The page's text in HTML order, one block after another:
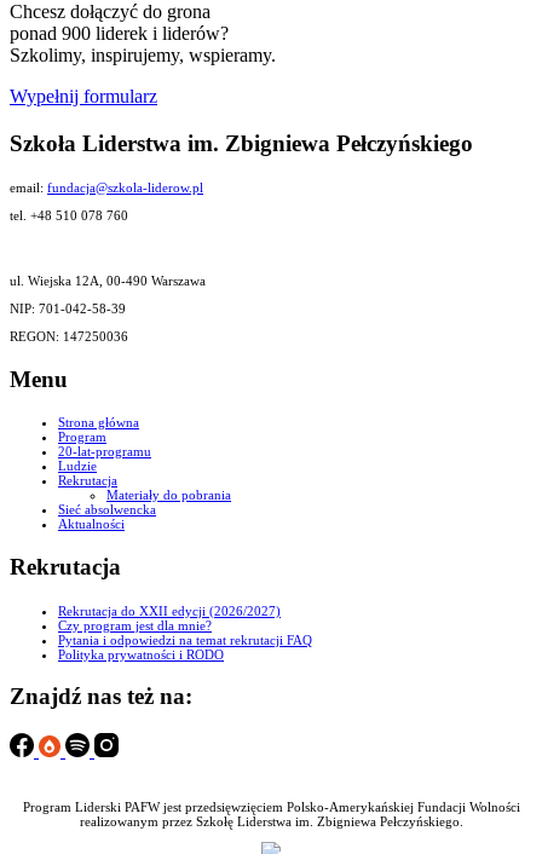
Chcesz dołączyć do grona
ponad 900 liderek i liderów?
Szkolimy, inspirujemy, wspieramy.
Wypełnij formularz
Szkoła Liderstwa im. Zbigniewa Pełczyńskiego
email: fundacja@szkola-liderow.pl
tel. +48 510 078 760
ul. Wiejska 12A, 00-490 Warszawa
NIP: 701-042-58-39
REGON: 147250036
Menu
Strona główna
Program
20-lat-programu
Ludzie
Rekrutacja
Materiały do pobrania
Sieć absolwencka
Aktualności
Rekrutacja
Rekrutacja do XXII edycji (2026/2027)
Czy program jest dla mnie?
Pytania i odpowiedzi na temat rekrutacji FAQ
Polityka prywatności i RODO
Znajdź nas też na:
Program Liderski PAFW jest przedsięwzięciem Polsko-Amerykańskiej Fundacji Wolności
realizowanym przez Szkołę Liderstwa im. Zbigniewa Pełczyńskiego.